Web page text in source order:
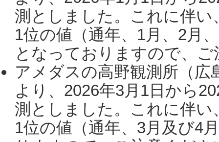
測としました。これに伴い
1位の値（通年、1月、2月
となっておりますので、
アメダスの高野観測所（
より、2026年3月1日から
測としました。これに伴い
1位の値（通年、3月及び4